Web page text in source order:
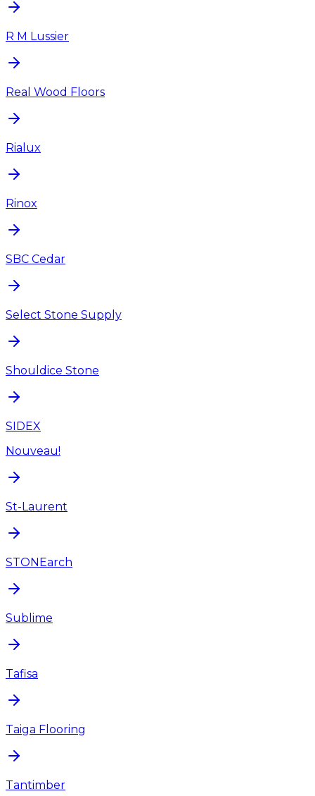
R M Lussier
Real Wood Floors
Rialux
Rinox
SBC Cedar
Select Stone Supply
Shouldice Stone
SIDEX
Nouveau!
St-Laurent
STONEarch
Sublime
Tafisa
Taiga Flooring
Tantimber